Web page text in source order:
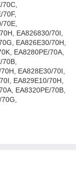
70C,
70F,
70E,
EA826830/70I,
EA826E30/70H,
EA8280PE/70A,
70B,
EA828E30/70I,
EA829E10/70H,
EA8320PE/70B,